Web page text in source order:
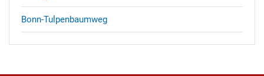
Bonn-Tulpenbaumweg